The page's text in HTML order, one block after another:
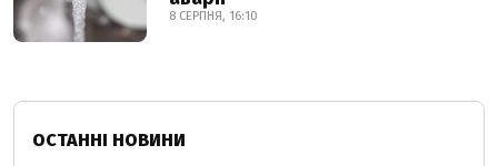
8 СЕРПНЯ, 16:10
ОСТАННІ НОВИНИ